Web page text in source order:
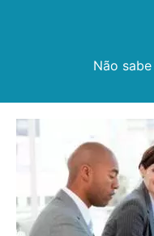
Não